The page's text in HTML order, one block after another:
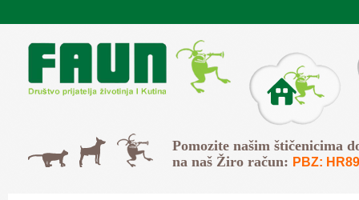
O Faunu
Mačke
Psi Svi
Pomozite našim štičenicima
na naš Žiro račun: PBZ: